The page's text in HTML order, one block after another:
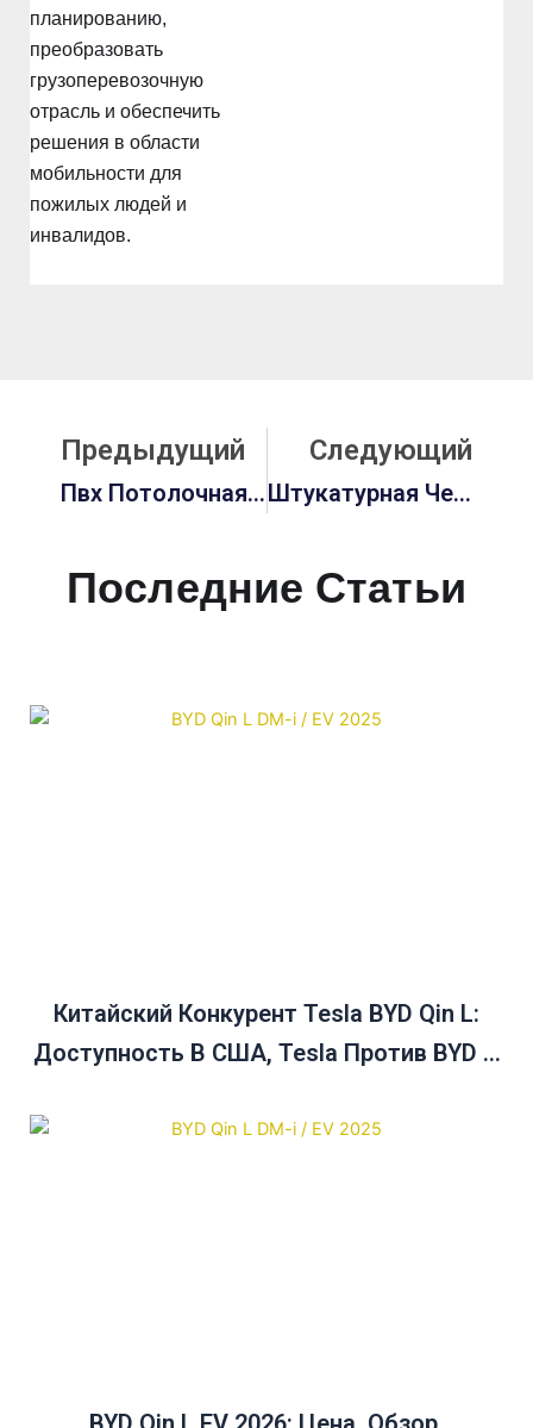
планированию,
преобразовать
грузоперевозочную
отрасль и обеспечить
решения в области
мобильности для
пожилых людей и
инвалидов.
Предыдущий
Пвх Потолочная Плитка Дешево: Исчерпывающее Руководство Для Глобальных Покупателей
Следующий
Штукатурная Черепица: Исчерпывающее Руководство Для Глобальных Покупателей
Последние Статьи
Китайский Конкурент Tesla BYD Qin L:
Доступность В США, Tesla Против BYD И